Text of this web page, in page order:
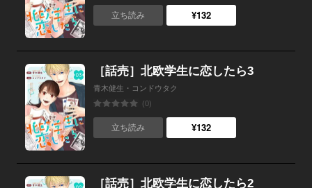
立ち読み ¥132
［話売］北欧学生に恋したら3
青木健生・コンドウタク
(0)
立ち読み ¥132
［話売］北欧学生に恋したら2